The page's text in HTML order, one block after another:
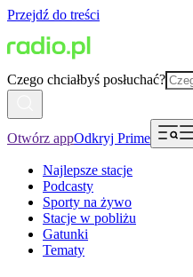
Przejdź do treści
Czego chciałbyś posłuchać?
Otwórz appOdkryj Prime
Najlepsze stacje
Podcasty
Sporty na żywo
Stacje w pobliżu
Gatunki
Tematy